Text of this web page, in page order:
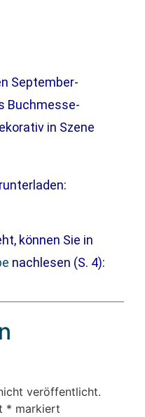
September-
Buchmesse-
in Szene
können Sie in
nachlesen (S. 4):
veröffentlicht.
* markiert